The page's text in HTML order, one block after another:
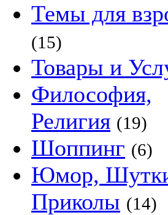
Темы для
(15)
Товары и
Философия,
Религия (19)
Шоппинг (6)
Юмор,
Приколы (14)